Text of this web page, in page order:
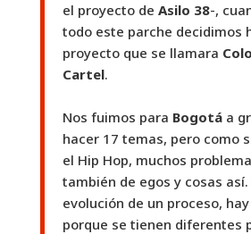
el proyecto de Asilo 38-,
todo este parche decidimos
proyecto que se llamara
Cartel.
Nos fuimos para Bogotáa
hacer 17 temas, pero como
el Hip Hop, muchos
también de egos y cosas
evolución de un proceso,
porque se tienen diferentes